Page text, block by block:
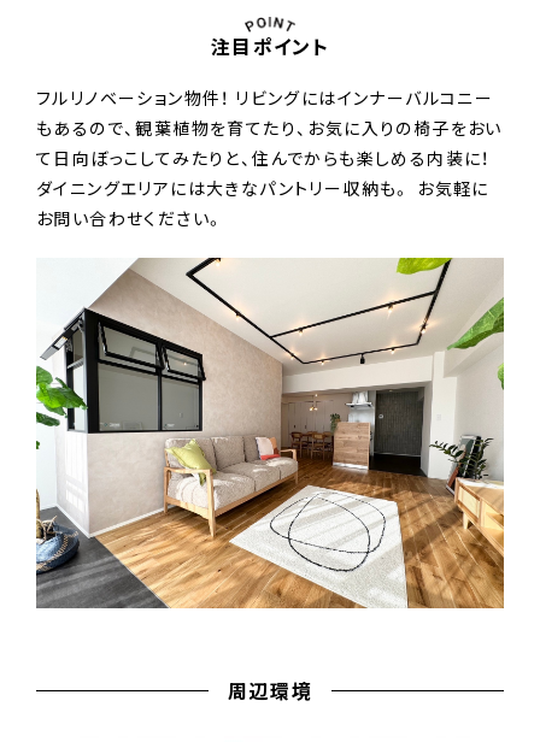
注目ポイント
フルリノベーション物件！ リビングにはインナーバルコニー
もあるので、観葉植物を育てたり、お気に入りの椅子をおい
て日向ぼっこしてみたりと、住んでからも楽しめる内装に！
ダイニングエリアには大きなパントリー収納も。 お気軽に
お問い合わせください。
周辺環境